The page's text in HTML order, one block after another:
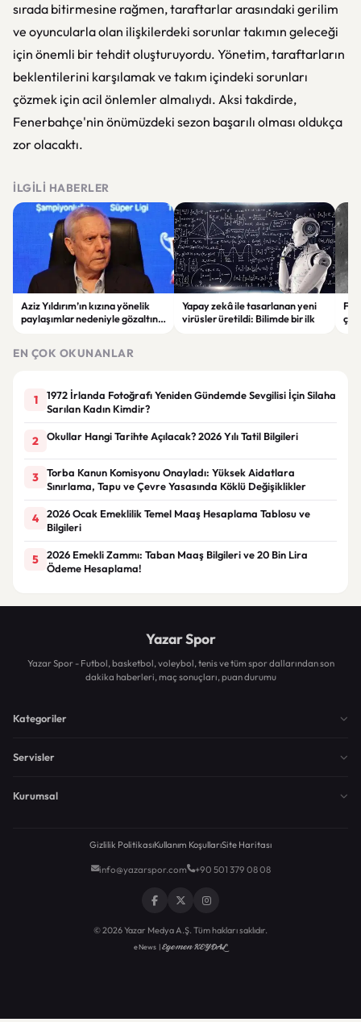
sırada bitirmesine rağmen, taraftarlar arasındaki gerilim
ve oyuncularla olan ilişkilerdeki sorunlar takımın geleceği
için önemli bir tehdit oluşturuyordu. Yönetim, taraftarların
beklentilerini karşılamak ve takım içindeki sorunları
çözmek için acil önlemler almalıydı. Aksi takdirde,
Fenerbahçe'nin önümüzdeki sezon başarılı olması oldukça
zor olacaktı.
İLGILI HABERLER
Aziz Yıldırım’ın kızına yönelik
paylaşımlar nedeniyle gözaltına
Yapay zekâ ile tasarlanan yeni
virüsler üretildi: Bilimde bir ilk
EN ÇOK OKUNANLAR
1
1972 İrlanda Fotoğrafı Yeniden Gündemde Sevgilisi İçin Silaha
Sarılan Kadın Kimdir?
2 Okullar Hangi Tarihte Açılacak? 2026 Yılı Tatil Bilgileri
3
Torba Kanun Komisyonu Onayladı: Yüksek Aidatlara
Sınırlama, Tapu ve Çevre Yasasında Köklü Değişiklikler
4
2026 Ocak Emeklilik Temel Maaş Hesaplama Tablosu ve
Bilgileri
5
2026 Emekli Zammı: Taban Maaş Bilgileri ve 20 Bin Lira
Ödeme Hesaplama!
Yazar Spor
Yazar Spor - Futbol, basketbol, voleybol, tenis ve tüm spor dallarından son
dakika haberleri, maç sonuçları, puan durumu
Kategoriler
Servisler
Kurumsal
Gizlilik PolitikasıKullanım KoşullarıSite Haritası
info@yazarspor.com +90 501 379 08 08
© 2026 Yazar Medya A.Ş. Tüm hakları saklıdır.
eNews |Egemen KEYDAL